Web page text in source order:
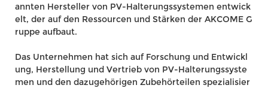
annten Hersteller von PV-Halterungssystemen entwick
elt, der auf den Ressourcen und Stärken der AKCOME G
ruppe aufbaut.
Das Unternehmen hat sich auf Forschung und Entwickl
ung, Herstellung und Vertrieb von PV-Halterungssyste
men und den dazugehörigen Zubehörteilen spezialisier